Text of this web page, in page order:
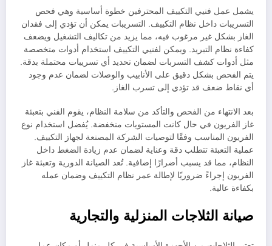
يشمل عمل فنيي التكييف المحترفين خطوة أساسية وهي فحص
التسريبات داخل نظام التكييف. التسريبات يمكن أن تؤدي إلى فقدان
الغاز بشكل غير مرغوب فيه، مما يزيد من تكاليف التشغيل ويضعف
كفاءة نظام التبريد. ويمكن لفنيي التكييف استخدام أدوات متخصصة
مثل أدوات كشف التسربات لضمان تحديد أي تسريبات محتملة بدقة.
يتم الفحص بشكل دقيق على الأنابيب والوصلات لضمان عدم وجود
أي نقاط ضعف قد تؤدي إلى تسرب الغاز.
بعد الانتهاء من الفحص والتأكد من سلامة النظام، يقوم الفني بتعبئة
غاز الفريون في حال كانت المستويات منخفضة. يُفضل استخدام نوع
الفريون المناسب وفقًا لتوصيات الشركة المصنعة لجهاز التكييف.
عملية التعبئة تتطلب دقة وعناية لضمان عدم زيادة الضغط داخل
النظام، مما قد يسبب أضرارًا إضافية. تُعد الصيانة الدورية وتعبئة غاز
الفريون إجراءً ضروريًا لإطالة عمر نظام التكييف وضمان عمله
بكفاءة عالية.
صيانة الثلاجات المنزلية والتجارية